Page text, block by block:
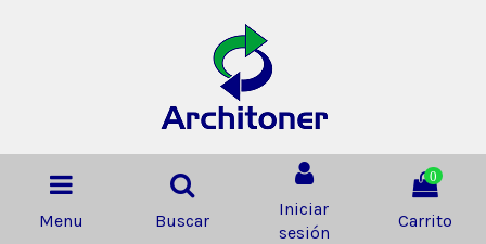
Menu Buscar
Iniciar
sesión
0
Carrito